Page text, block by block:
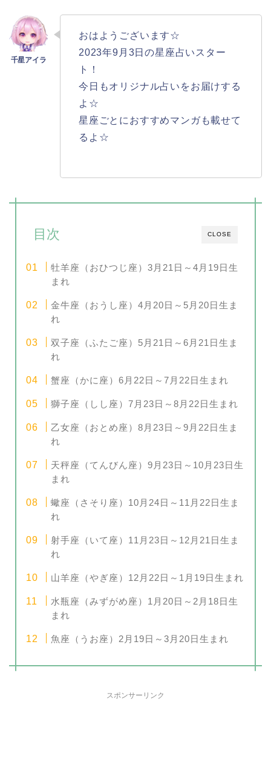
おはようございます☆
2023年9月3日の星座占いスター
ト！
今日もオリジナル占いをお届けする
よ☆
星座ごとにおすすめマンガも載せて
るよ☆
CLOSE
目次
牡羊座（おひつじ座）3月21日～4月19日生
まれ
金牛座（おうし座）4月20日～5月20日生ま
れ
双子座（ふたご座）5月21日～6月21日生ま
れ
蟹座（かに座）6月22日～7月22日生まれ
獅子座（しし座）7月23日～8月22日生まれ
乙女座（おとめ座）8月23日～9月22日生ま
れ
天秤座（てんびん座）9月23日～10月23日生
まれ
蠍座（さそり座）10月24日～11月22日生ま
れ
射手座（いて座）11月23日～12月21日生ま
れ
山羊座（やぎ座）12月22日～1月19日生まれ
水瓶座（みずがめ座）1月20日～2月18日生
まれ
魚座（うお座）2月19日～3月20日生まれ
スポンサーリンク